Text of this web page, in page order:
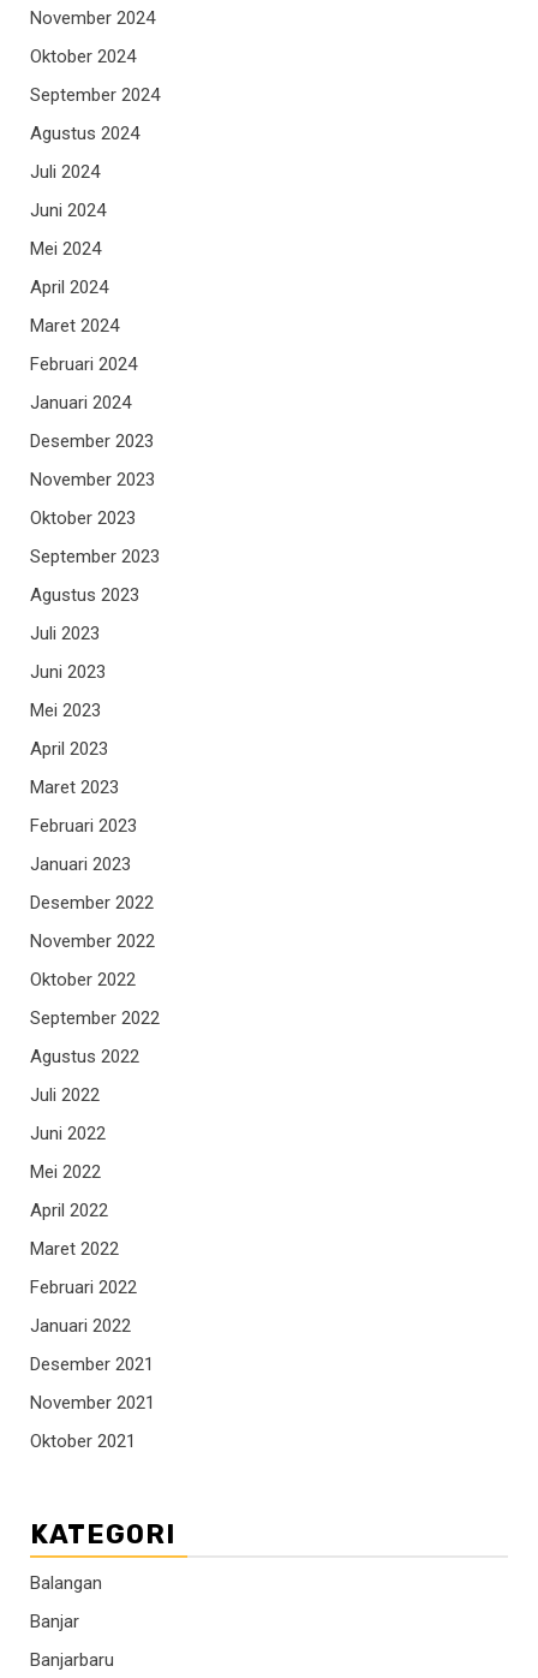
November 2024
Oktober 2024
September 2024
Agustus 2024
Juli 2024
Juni 2024
Mei 2024
April 2024
Maret 2024
Februari 2024
Januari 2024
Desember 2023
November 2023
Oktober 2023
September 2023
Agustus 2023
Juli 2023
Juni 2023
Mei 2023
April 2023
Maret 2023
Februari 2023
Januari 2023
Desember 2022
November 2022
Oktober 2022
September 2022
Agustus 2022
Juli 2022
Juni 2022
Mei 2022
April 2022
Maret 2022
Februari 2022
Januari 2022
Desember 2021
November 2021
Oktober 2021
KATEGORI
Balangan
Banjar
Banjarbaru